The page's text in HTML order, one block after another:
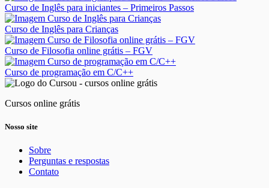
Curso de Inglês para iniciantes – Primeiros Passos
Curso de Inglês para Crianças
Curso de Filosofia online grátis – FGV
Curso de programação em C/C++
Cursos online grátis
Nosso site
Sobre
Perguntas e respostas
Contato